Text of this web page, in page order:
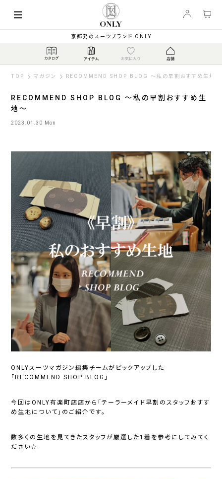
京都発のスーツブランド ONLY
TOP マガジン RECOMMEND SHOP BLOG ～私の早割おすすめ生地～
RECOMMEND SHOP BLOG ～私の早割おすすめ生
地～
2023.01.30 Mon
ONLYスーツマガジン編集チームがピックアップした
「RECOMMEND SHOP BLOG」
今回はONLY有楽町店店から「テーラーメイド早割のスタッフおすす
め生地について」のご紹介です。
数多くの生地を見てきたスタッフが厳選した1着を参考にしてみてく
ださい☆